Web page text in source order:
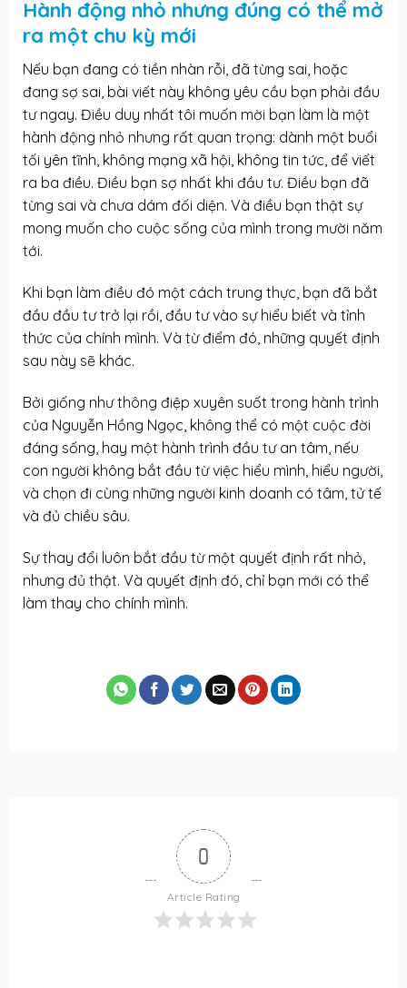
Hành động nhỏ nhưng đúng có thể mở
ra một chu kỳ mới
Nếu bạn đang có tiền nhàn rỗi, đã từng sai, hoặc
đang sợ sai, bài viết này không yêu cầu bạn phải đầu
tư ngay. Điều duy nhất tôi muốn mời bạn làm là một
hành động nhỏ nhưng rất quan trọng: dành một buổi
tối yên tĩnh, không mạng xã hội, không tin tức, để viết
ra ba điều. Điều bạn sợ nhất khi đầu tư. Điều bạn đã
từng sai và chưa dám đối diện. Và điều bạn thật sự
mong muốn cho cuộc sống của mình trong mười năm
tới.
Khi bạn làm điều đó một cách trung thực, bạn đã bắt
đầu đầu tư trở lại rồi, đầu tư vào sự hiểu biết và tỉnh
thức của chính mình. Và từ điểm đó, những quyết định
sau này sẽ khác.
Bởi giống như thông điệp xuyên suốt trong hành trình
của Nguyễn Hồng Ngọc, không thể có một cuộc đời
đáng sống, hay một hành trình đầu tư an tâm, nếu
con người không bắt đầu từ việc hiểu mình, hiểu người,
và chọn đi cùng những người kinh doanh có tâm, tử tế
và đủ chiều sâu.
Sự thay đổi luôn bắt đầu từ một quyết định rất nhỏ,
nhưng đủ thật. Và quyết định đó, chỉ bạn mới có thể
làm thay cho chính mình.
0
Article Rating